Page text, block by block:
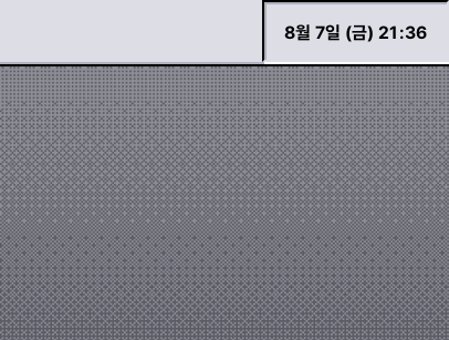
8월 7일 (금) 21 :36
바로 검색하기